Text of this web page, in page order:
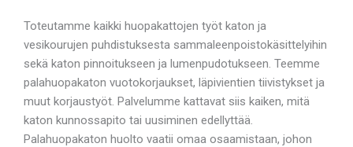
Toteutamme kaikki huopakattojen työt katon ja
vesikourujen puhdistuksesta sammaleenpoistokäsittelyihin
sekä katon pinnoitukseen ja lumenpudotukseen. Teemme
palahuopakaton vuotokorjaukset, läpivientien tiivistykset ja
muut korjaustyöt. Palvelumme kattavat siis kaiken, mitä
katon kunnossapito tai uusiminen edellyttää.
Palahuopakaton huolto vaatii omaa osaamistaan, johon